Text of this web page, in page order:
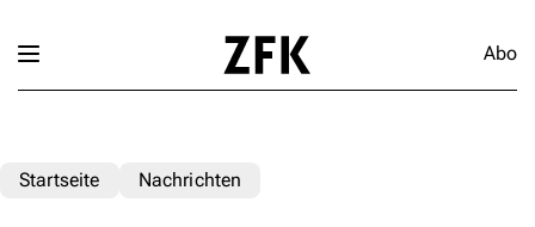
Abo
Startseite Nachrichten